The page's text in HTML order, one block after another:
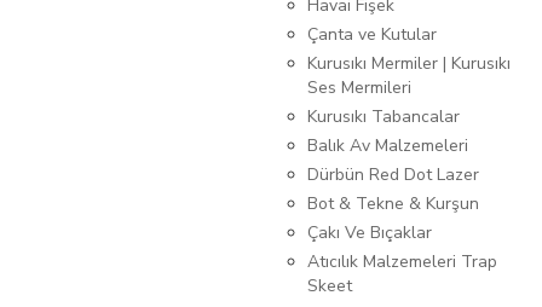
Havai Fişek
Çanta ve Kutular
Kurusıkı Mermiler | Kurusıkı
Ses Mermileri
Kurusıkı Tabancalar
Balık Av Malzemeleri
Dürbün Red Dot Lazer
Bot & Tekne & Kurşun
Çakı Ve Bıçaklar
Atıcılık Malzemeleri Trap
Skeet